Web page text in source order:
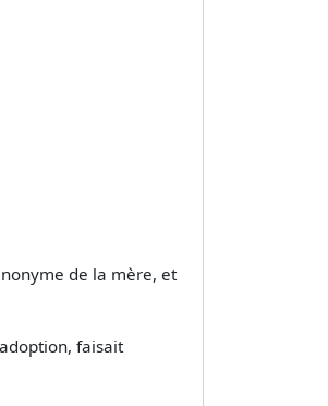
de la mère, et
faisait